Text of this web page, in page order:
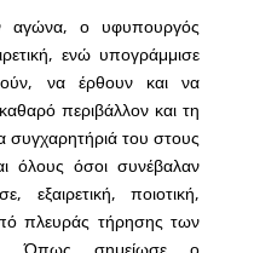
αγώνα, ο υφυπουργός
ενώ υπογράμμισε
να έρθουν και να
περιβάλλον και τη
συγχαρητήριά του στους
όλους όσοι συνέβαλαν
εξαιρετική, ποιοτική,
πλευράς τήρησης των